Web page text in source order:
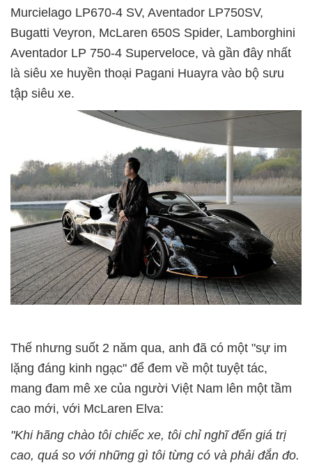
Murcielago LP670-4 SV, Aventador LP750SV,
Bugatti Veyron, McLaren 650S Spider, Lamborghini
Aventador LP 750-4 Superveloce, và gần đây nhất
là siêu xe huyền thoại Pagani Huayra vào bộ sưu
tập siêu xe.
Thế nhưng suốt 2 năm qua, anh đã có một "sự im
lặng đáng kinh ngạc" để đem về một tuyệt tác,
mang đam mê xe của người Việt Nam lên một tầm
cao mới, với McLaren Elva:
"Khi hãng chào tôi chiếc xe, tôi chỉ nghĩ đến giá trị
cao, quá so với những gì tôi từng có và phải đắn đo.